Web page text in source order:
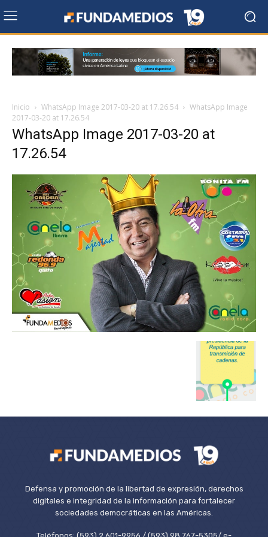
Inicio WhatsApp Image 2017-03-20 at 17.26.54
WhatsApp Image
2017-03-20 at 17.26.54
WhatsApp Image 2017-03-20 at
17.26.54
Defensa y promoción de la libertad de expresión, derechos
digitales e integridad de la información para fortalecer
sociedades democráticas en las Américas.